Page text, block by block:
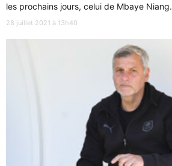
les prochains jours, celui de Mbaye Niang.
28 juillet 2021 à 13h40